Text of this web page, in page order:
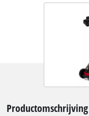
Productomschrijving